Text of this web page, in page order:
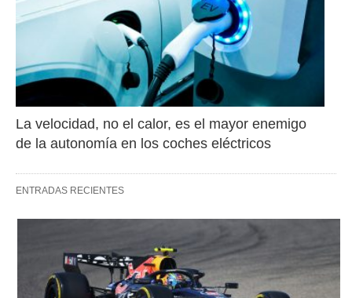
La velocidad, no el calor, es el mayor enemigo
de la autonomía en los coches eléctricos
ENTRADAS RECIENTES